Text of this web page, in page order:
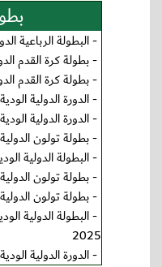
-البطولة الرباعية
-بطولة كرة القدم
-بطولة كرة القدم
-الدورة الدولية الودية -
-الدورة الدولية الودية
-بطولة تولون الدولية 2023
-البطولة الدولية الودية
-بطولة تولون الدولية 2024
-بطولة تولون الدولية 2025
-
2025
-الدورة الدولية الودية -